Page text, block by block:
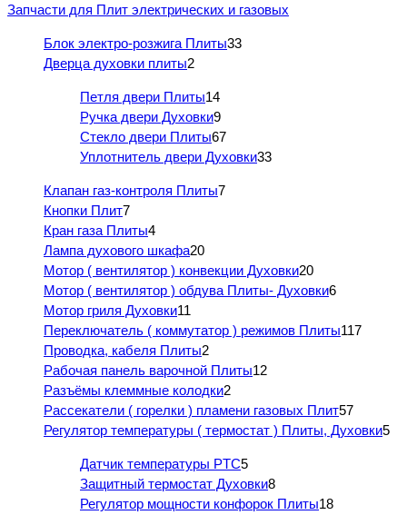
Запчасти для Плит электрических и газовых
Блок электро-розжига Плиты33
Дверца духовки плиты2
Петля двери Плиты14
Ручка двери Духовки9
Стекло двери Плиты67
Уплотнитель двери Духовки33
Клапан газ-контроля Плиты7
Кнопки Плит7
Кран газа Плиты4
Лампа духового шкафа20
Мотор ( вентилятор ) конвекции Духовки20
Мотор ( вентилятор ) обдува Плиты- Духовки6
Мотор гриля Духовки11
Переключатель ( коммутатор ) режимов Плиты117
Проводка, кабеля Плиты2
Рабочая панель варочной Плиты12
Разъёмы клеммные колодки2
Рассекатели ( горелки ) пламени газовых Плит57
Регулятор температуры ( термостат ) Плиты, Духовки5
Датчик температуры PTC5
Защитный термостат Духовки8
Регулятор мощности конфорок Плиты18